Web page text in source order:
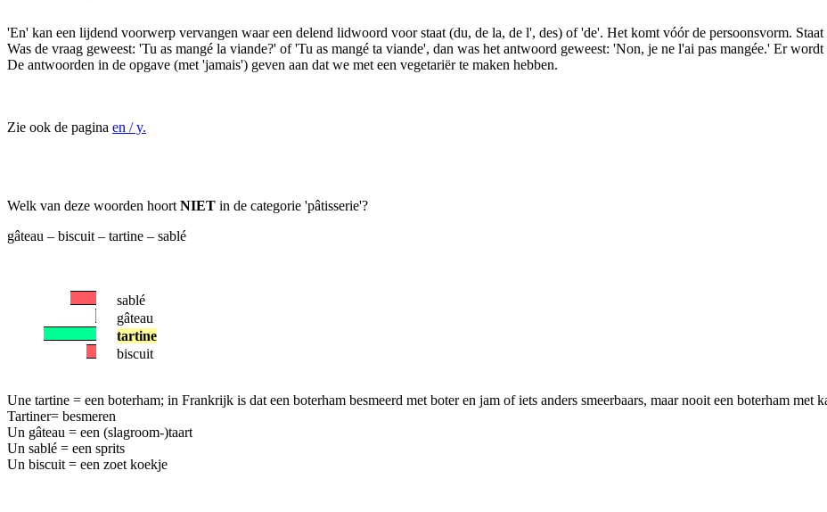
'En' kan een lijdend voorwerp vervangen waar een delend lidwoord voor staat (du, de la, de l', des) of 'de'. Het komt vóór de persoonsvorm.
Was de vraag geweest: 'Tu as mangé la viande?' of 'Tu as mangé ta viande', dan was het antwoord geweest: 'Non, je ne l'ai pas mangée.' Er
De antwoorden in de opgave (met 'jamais') geven aan dat we met een vegetariër te maken hebben.
Zie ook de pagina en / y.
Welk van deze woorden hoort NIET in de categorie 'pâtisserie'?
gâteau – biscuit – tartine – sablé
sablé
gâteau
tartine
biscuit
Une tartine = een boterham; in Frankrijk is dat een boterham besmeerd met boter en jam of iets anders smeerbaars, maar nooit een boterham met
Tartiner= besmeren
Un gâteau = een (slagroom-)taart
Un sablé = een sprits
Un biscuit = een zoet koekje